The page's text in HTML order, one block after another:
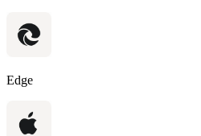
Edge